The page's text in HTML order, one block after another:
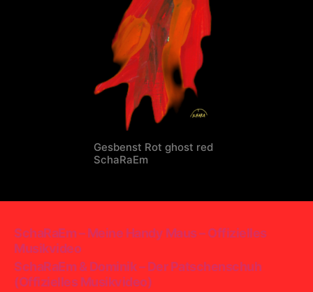
Gesbenst Rot ghost red
SchaRaEm
SchaRaEm – Meine Handy Maus – Offizielles
Musikvideo
SchaRaEm & Dominik – Der Patschenschuh
(Offizielles Musikvideo)